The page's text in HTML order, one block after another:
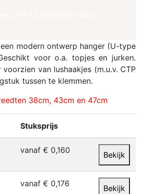
modern ontwerp hanger (U-type
voor o.a. topjes en jurken.
voorzien van lushaakjes (m.u.v. CTP
tussen te klemmen.
38cm, 43cm en 47cm
Stuksprijs
vanaf € 0,160 Bekijk
vanaf € 0,176 Bekijk